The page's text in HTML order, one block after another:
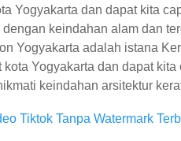
Yogyakarta dan dapat kita
keindahan alam dan
Yogyakarta adalah istana
kota Yogyakarta dan dapat
keindahan arsitektur
Tiktok Tanpa Watermark